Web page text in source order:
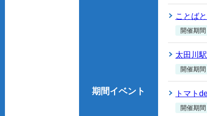
期間イベント
ことば
開催期間
太田川
開催期間
トマト
開催期間